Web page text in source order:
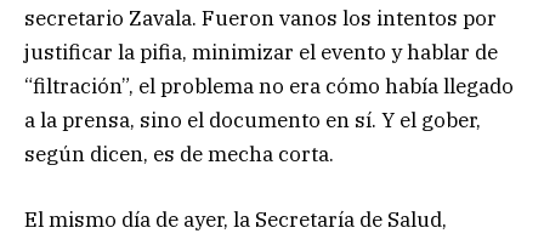
secretario Zavala. Fueron vanos los intentos por
justificar la pifia, minimizar el evento y hablar de
“filtración”, el problema no era cómo había llegado
a la prensa, sino el documento en sí. Y el gober,
según dicen, es de mecha corta.
El mismo día de ayer, la Secretaría de Salud,